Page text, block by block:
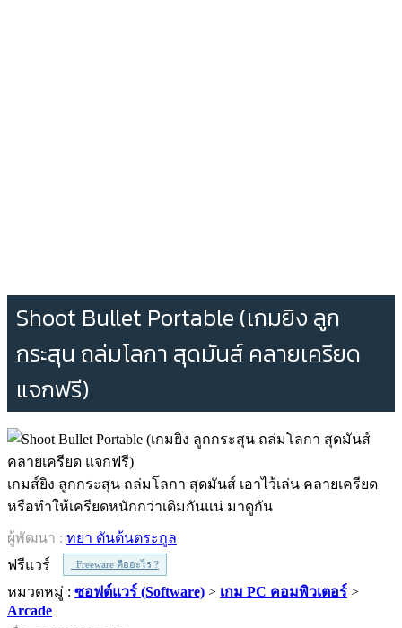
Shoot Bullet Portable (เกมยิง ลูก
กระสุน ถล่มโลกา สุดมันส์ คลายเครียด
แจกฟรี)
เกมส์ยิง ลูกกระสุน ถล่มโลกา สุดมันส์ เอาไว้เล่น คลายเครียด
หรือทำให้เครียดหนักกว่าเดิมกันแน่ มาดูกัน
ผู้พัฒนา : ทยา ตันต้นตระกูล
ฟรีแวร์
Freeware คืออะไร ?
หมวดหมู่ : ซอฟต์แวร์ (Software) > เกม PC คอมพิวเตอร์ >
Arcade